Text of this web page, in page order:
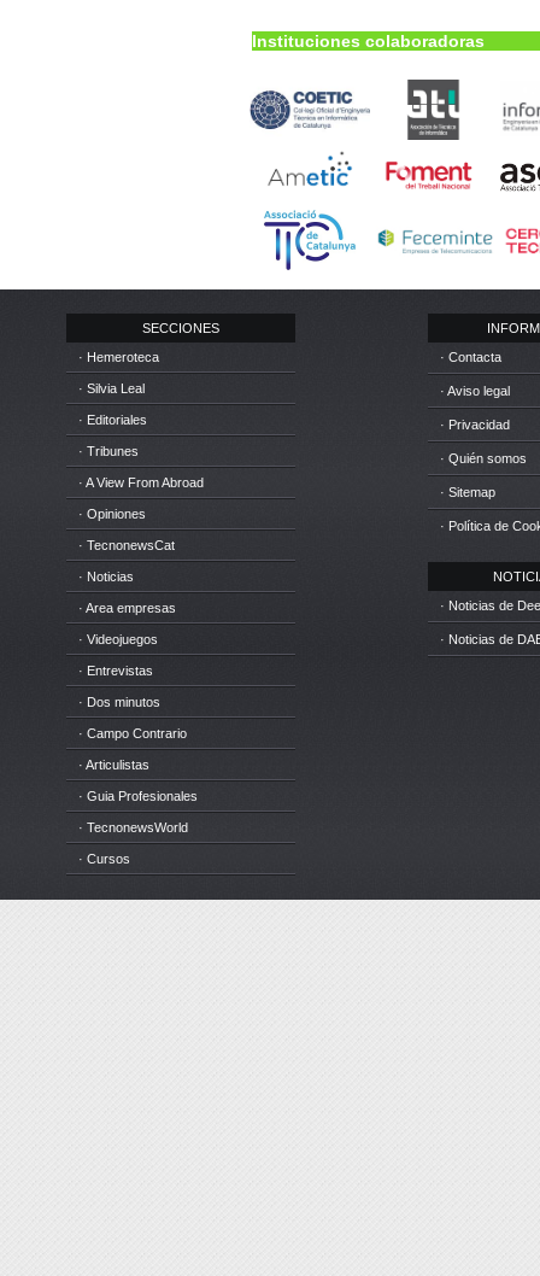
Instituciones colaboradoras
SECCIONES
· Hemeroteca
· Silvia Leal
· Editoriales
· Tribunes
· A View From Abroad
· Opiniones
· TecnonewsCat
· Noticias
· Area empresas
· Videojuegos
· Entrevistas
· Dos minutos
· Campo Contrario
· Articulistas
· Guia Profesionales
· TecnonewsWorld
· Cursos
· Contacta
· Aviso legal
· Privacidad
· Quién somos
· Sitemap
· Política de
· Noticias de
· Noticias de